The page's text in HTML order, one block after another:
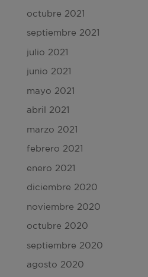
octubre 2021
septiembre 2021
julio 2021
junio 2021
mayo 2021
abril 2021
marzo 2021
febrero 2021
enero 2021
diciembre 2020
noviembre 2020
octubre 2020
septiembre 2020
agosto 2020